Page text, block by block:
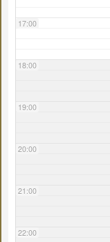
17:00
18:00
19:00
20:00
21:00
22:00